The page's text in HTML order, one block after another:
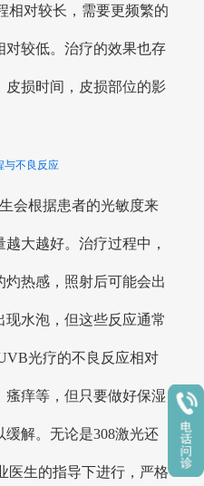
相对较长，需要更频繁的
对较低。治疗的效果也存
损时间，皮损部位的影
与不良反应
会根据患者的光敏度来
大越好。治疗过程中，
热感，照射后可能会出
水泡，但这些反应通常
光疗的不良反应相对
痒等，但只要做好保湿
解。无论是308激光还
医生的指导下进行，严格